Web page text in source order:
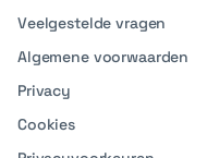
Veelgestelde vragen
Algemene voorwaarden
Privacy
Cookies